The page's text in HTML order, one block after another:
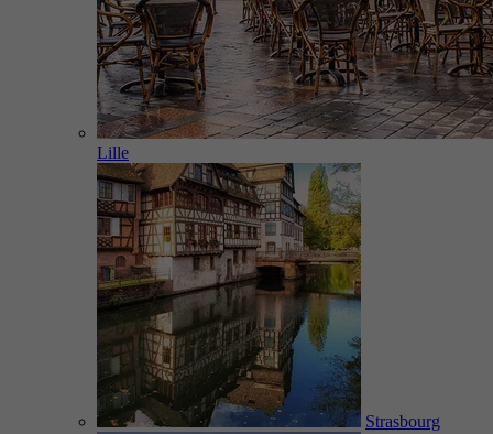
Lille
Strasbourg